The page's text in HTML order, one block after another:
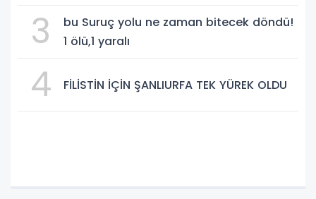
3
bu Suruç yolu ne zaman bitecek döndü!
1 ölü,1 yaralı
4 FİLİSTİN İÇİN ŞANLIURFA TEK YÜREK OLDU